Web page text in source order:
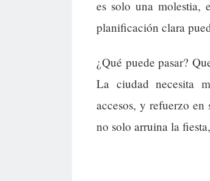
es solo una molestia,
planificación clara
¿Qué puede pasar?
La ciudad necesita
accesos, y refuerzo
no solo arruina la